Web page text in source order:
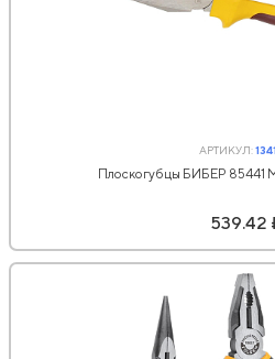
АРТИКУЛ:
Плоскогубцы БИБЕР
539.42